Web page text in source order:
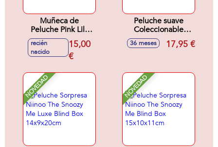
Muñeca de
Peluche Pink Lily
28x18x5 cm
recién
nacido
15,00
€
Peluche suave
Coleccionable
Hyojo Series
I.18x11x9cm. -
36 meses 17,95 €
NOVEDAD NOVEDAD